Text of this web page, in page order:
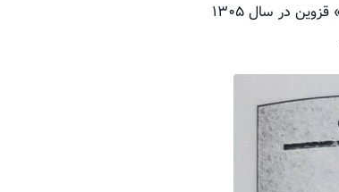
و سوم، آگهی‌ای که یک سال پس از کشته شدن واعظ، برای برگزاری مراسم سالگرد او در قزوین در روزنامه «بازپرس» قزوین در سال ۱۳۰۵